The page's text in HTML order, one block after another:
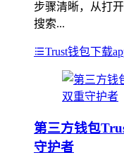
步骤清晰，从打
搜索...
Trust钱包下载
第三方钱包
守护者